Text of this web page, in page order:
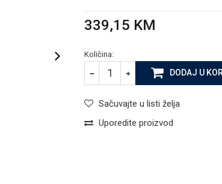
339,15 KM
Količina:
DODAJ U
Sačuvajte u listi želja
Uporedite proizvod